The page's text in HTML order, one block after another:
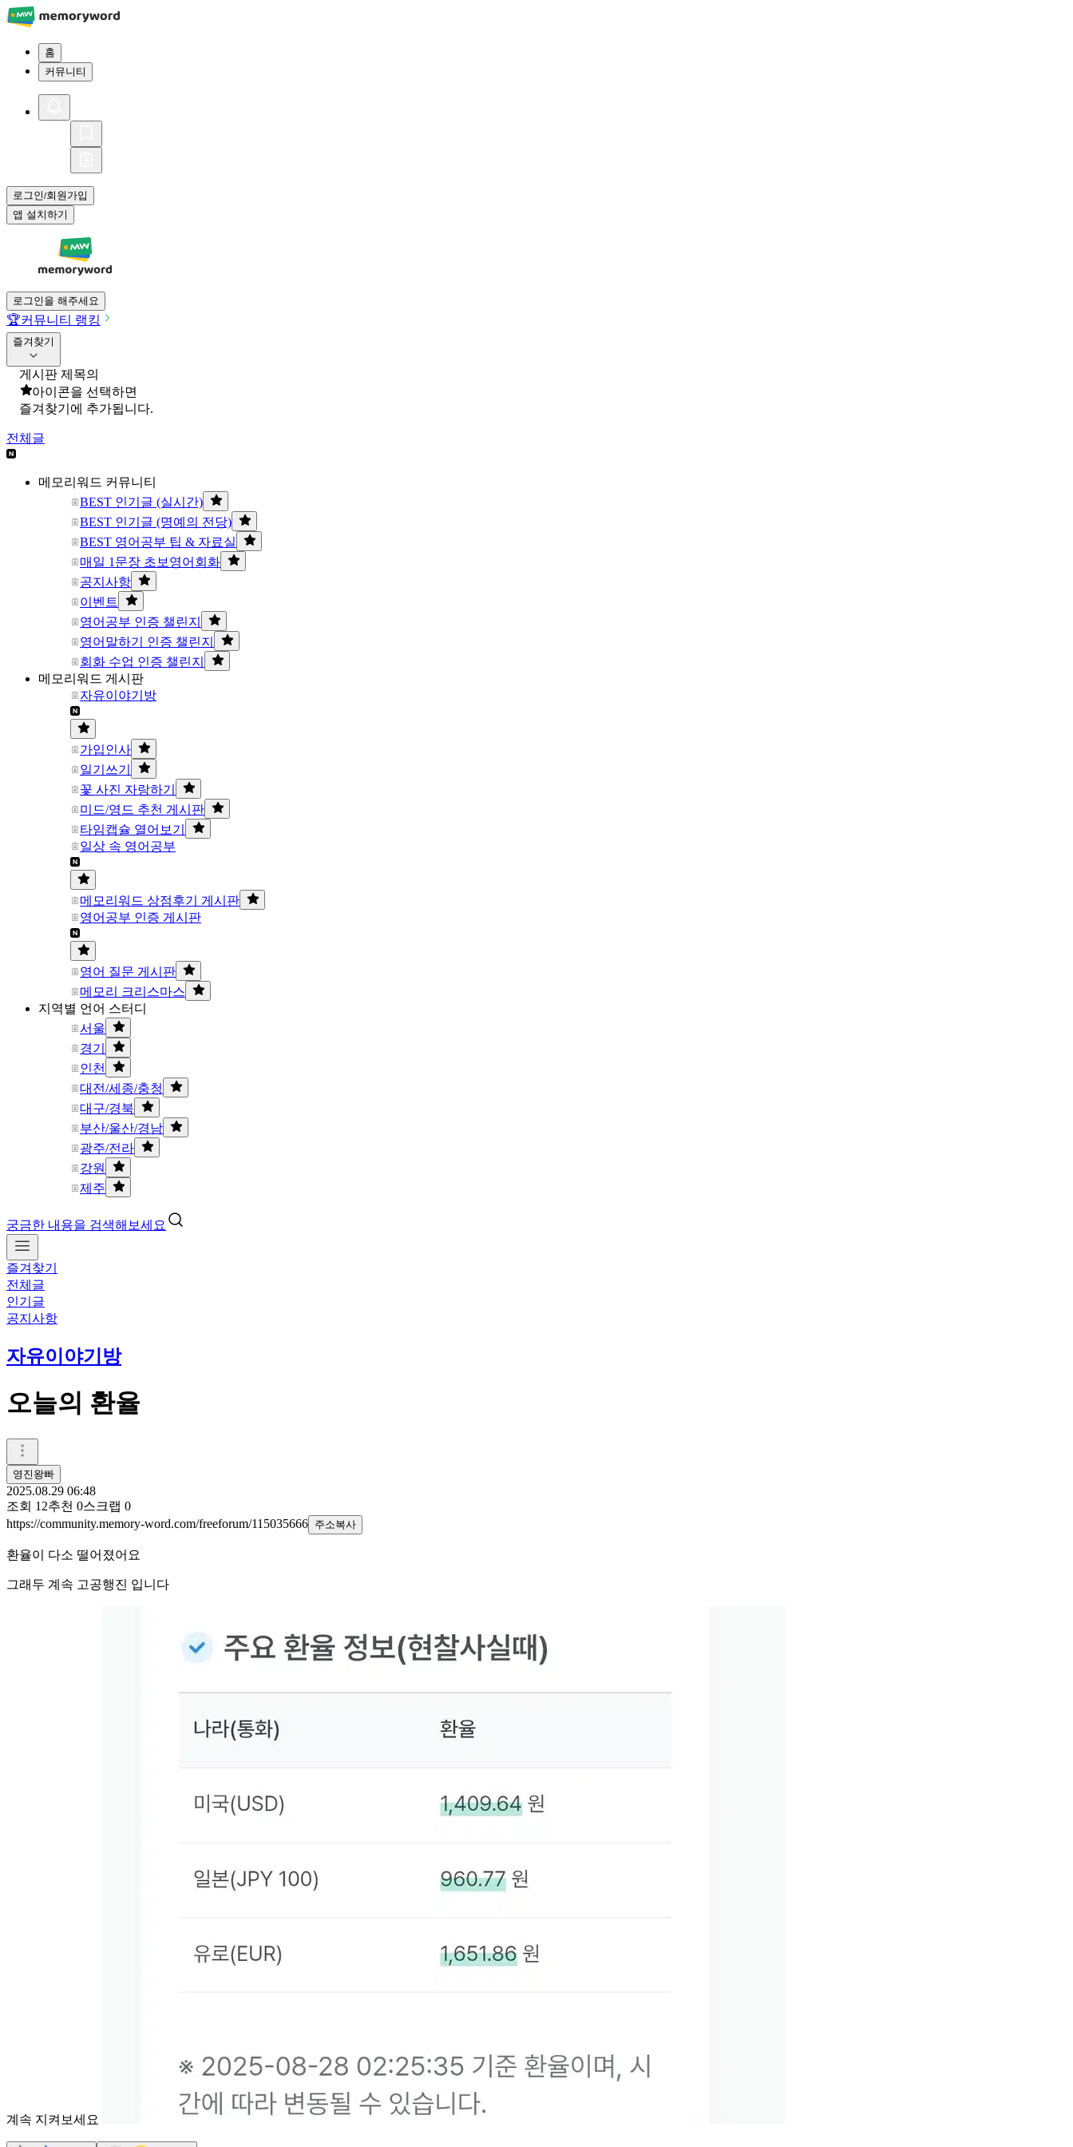
홈
커뮤니티
로그인/회원가입
앱 설치하기
로그인을 해주세요
🏆커뮤니티 랭킹
즐겨찾기
게시판 제목의
아이콘을 선택하면
즐겨찾기에 추가됩니다.
전체글
메모리워드 커뮤니티
BEST 인기글 (실시간)
BEST 인기글 (명예의 전당)
BEST 영어공부 팁 & 자료실
매일 1문장 초보영어회화
공지사항
이벤트
영어공부 인증 챌린지
영어말하기 인증 챌린지
회화 수업 인증 챌린지
메모리워드 게시판
자유이야기방
가입인사
일기쓰기
꽃 사진 자랑하기
미드/영드 추천 게시판
타임캡슐 열어보기
일상 속 영어공부
메모리워드 상점후기 게시판
영어공부 인증 게시판
영어 질문 게시판
메모리 크리스마스
지역별 언어 스터디
서울
경기
인천
대전/세종/충청
대구/경북
부산/울산/경남
광주/전라
강원
제주
궁금한 내용을 검색해보세요
즐겨찾기
전체글
인기글
공지사항
자유이야기방
오늘의 환율
영진왕빠
2025.08.29 06:48
조회 12추천 0스크랩 0
https://community.memory-word.com/freeforum/115035666 주소복사
환율이 다소 떨어졌어요
그래두 계속 고공행진 입니다
계속 지켜보세요